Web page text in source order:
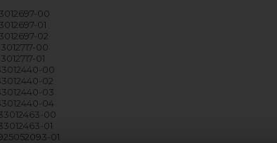
00
01
02
00
01
00
02
03
04
00
01
01